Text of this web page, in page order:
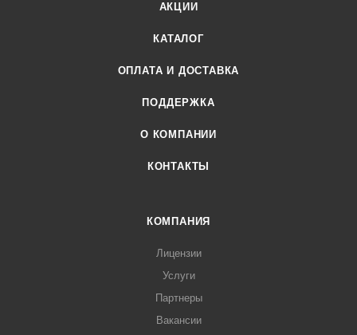
АКЦИИ
КАТАЛОГ
ОПЛАТА И ДОСТАВКА
ПОДДЕРЖКА
О КОМПАНИИ
КОНТАКТЫ
КОМПАНИЯ
Лицензии
Услуги
Партнеры
Вакансии